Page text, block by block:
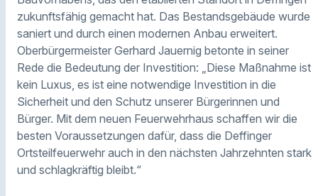
zukunftsfähig gemacht hat. Das Bestandsgebäude wurde
saniert und durch einen modernen Anbau erweitert.
Oberbürgermeister Gerhard Jauernig betonte in seiner
Rede die Bedeutung der Investition: „Diese Maßnahme ist
kein Luxus, es ist eine notwendige Investition in die
Sicherheit und den Schutz unserer Bürgerinnen und
Bürger. Mit dem neuen Feuerwehrhaus schaffen wir die
besten Voraussetzungen dafür, dass die Deffinger
Ortsteilfeuerwehr auch in den nächsten Jahrzehnten stark
und schlagkräftig bleibt.“